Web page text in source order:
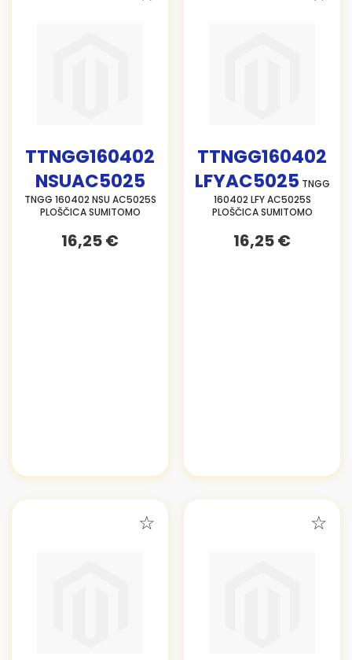
TTNGG160402
NSUAC5025
TNGG 160402 NSU AC5025S
PLOŠČICA SUMITOMO
16,25 €
TTNGG160402
LFYAC5025 TNGG
160402 LFY AC5025S
PLOŠČICA SUMITOMO
16,25 €